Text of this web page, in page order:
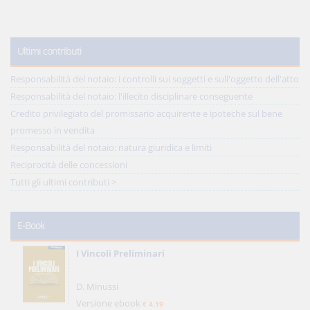
Ultimi contributi
Responsabilità del notaio: i controlli sui soggetti e sull'oggetto dell'atto
Responsabilità del notaio: l'illecito disciplinare conseguente
Credito privilegiato del promissario acquirente e ipoteche sul bene
promesso in vendita
Responsabilità del notaio: natura giuridica e limiti
Reciprocità delle concessioni
Tutti gli ultimi contributi >
E-Book
I Vincoli Preliminari
D. Minussi
Versione ebook € 4,19